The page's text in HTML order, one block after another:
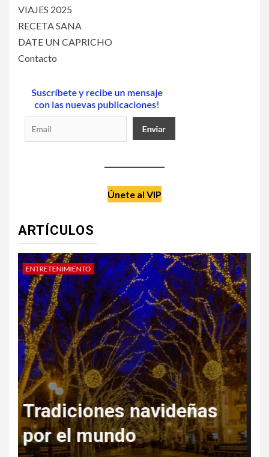
VIAJES 2025
RECETA SANA
DATE UN CAPRICHO
Contacto
Únete al VIP
ARTÍCULOS
DATE UN CAPRICHO
Regala Escapadas